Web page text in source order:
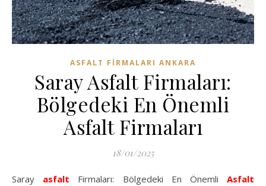
ASFALT FIRMALARI ANKARA
Saray Asfalt Firmaları:
Bölgedeki En Önemli
Asfalt Firmaları
18/01/2025
Saray asfalt Firmaları: Bölgedeki En ÖnemliAsfalt